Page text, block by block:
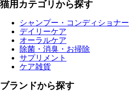
猫用カテゴリから探す
シャンプー・コンディショナー
デイリーケア
オーラルケア
除菌・消臭・お掃除
サプリメント
ケア雑貨
ブランドから探す